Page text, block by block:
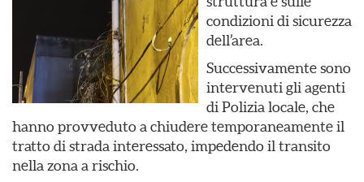
condizioni di sicurezza
dell’area.
Successivamente sono
intervenuti gli agenti
di Polizia locale, che
hanno provveduto a chiudere temporaneamente il
tratto di strada interessato, impedendo il transito
nella zona a rischio.